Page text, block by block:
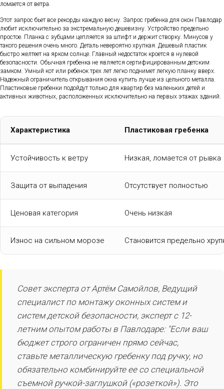
ломается от ветра.
Этот запрос бьет все рекорды каждую весну. Запрос гребенка для окон Павлодар
любит исключительно за экстремальную дешевизну. Устройство предельно
простое. Планка с зубцами цепляется за штифт и держит створку. Минусов у
такого решения очень много. Деталь невероятно хрупкая. Дешевый пластик
быстро желтеет на ярком солнце. Главный недостаток кроется в нулевой
безопасности. Обычная гребенка не является сертифицированным детским
замком. Умный кот или ребенок трех лет легко поднимет легкую планку вверх.
Надежный ограничитель открывания окна купить лучше из цельного металла.
Пластиковые гребенки подойдут только для квартир без маленьких детей и
активных животных, расположенных исключительно на первых этажах зданий.
Характеристика Пластиковая гребенка
Устойчивость к ветру Низкая, ломается от рывка
Защита от выпадения Отсутствует полностью
Ценовая категория Очень низкая
Износ на сильном морозе Становится предельно
Совет эксперта от Артём Самойлов, Ведущий
специалист по монтажу оконных систем и
систем детской безопасности, эксперт с 12-
летним опытом работы в Павлодаре: "Если ваш
бюджет строго ограничен прямо сейчас,
ставьте металлическую гребенку под ручку, но
обязательно комбинируйте ее со специальной
съемной ручкой-заглушкой («розеткой»). Это